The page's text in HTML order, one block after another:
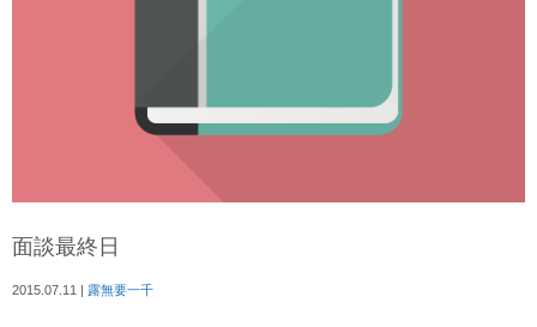
面談最終日
2015.07.11 | 露無要一千